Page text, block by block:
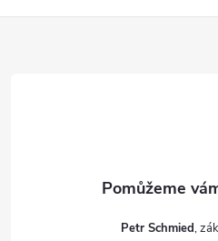
Petr Schmied